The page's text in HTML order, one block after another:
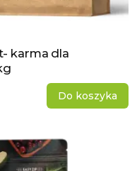
karma dla
Do koszyka